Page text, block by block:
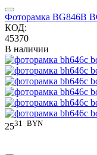
Фоторамка BG846B
КОД:
45370
В наличии
2531 BYN